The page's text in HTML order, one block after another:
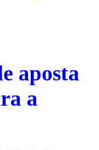
aposta
a